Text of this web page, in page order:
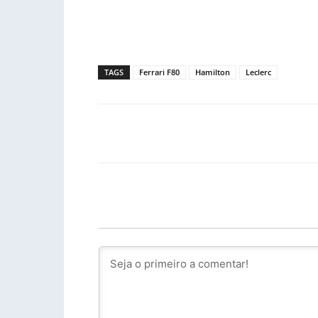
TAGS Ferrari F80 Hamilton Leclerc